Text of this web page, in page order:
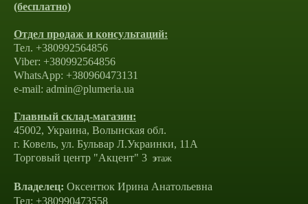
(бесплатно)
Отдел продаж и консультаций:
Тел. +380992564856
Viber: +380992564856
WhatsApp: +380960473131
e-mail: admin@plumeria.ua
Главный склад-магазин:
45002, Украина, Волынская обл.
г. Ковель, ул. Бульвар Л.Украинки, 11А
Торговый центр "Акцент" 3 этаж
Владелец: Оксентюк Ирина Анатольевна
Тел: +380990473558